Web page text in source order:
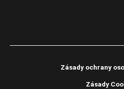
Zásady ochrany
Zásady